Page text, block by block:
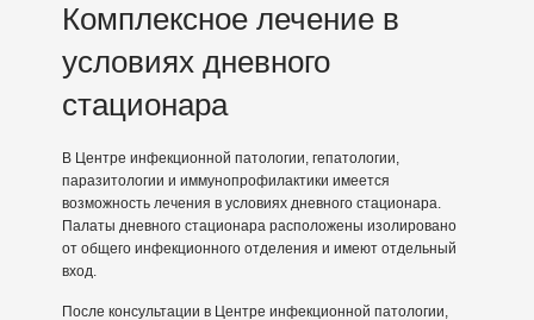
Комплексное лечение в
условиях дневного
стационара
В Центре инфекционной патологии, гепатологии,
паразитологии и иммунопрофилактики имеется
возможность лечения в условиях дневного стационара.
Палаты дневного стационара расположены изолировано
от общего инфекционного отделения и имеют отдельный
вход.
После консультации в Центре инфекционной патологии,